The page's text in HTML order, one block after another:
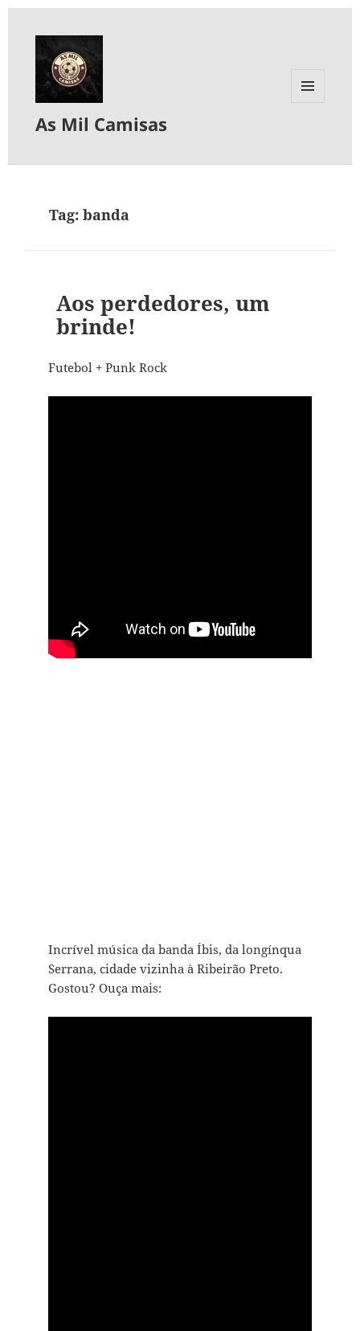
As Mil Camisas
Tag:banda
Aos perdedores, um
brinde!
Futebol + Punk Rock
Incrível música da banda Íbis, da longínqua
Serrana, cidade vizinha à Ribeirão Preto.
Gostou? Ouça mais: